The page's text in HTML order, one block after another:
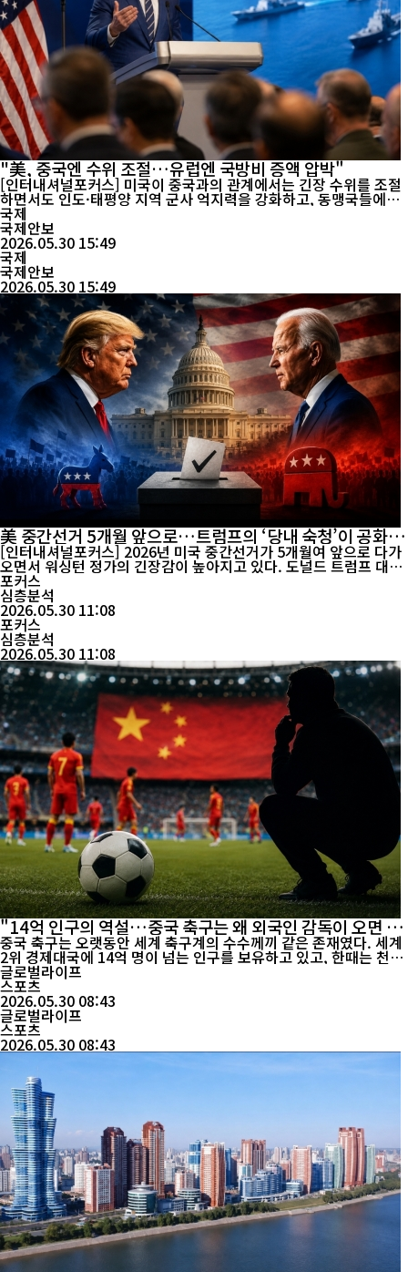
"美, 중국엔 수위 조절…유럽엔 국방비 증액 압박"
[인터내셔널포커스] 미국이 중국과의 관계에서는 긴장 수위를 조절
하면서도 인도·태평양 지역 군사 억지력을 강화하고, 동맹국들에는
국방비 증액과 안보 책임 확대를 요구하는 이른바 '이중 전략'을 본
격화하고 있다. 피트 헤그세스 미국 국방장관은 30일 싱가포르에서
열린 샹그릴라 대화 기조연설에서 중국에 대한 견제 기조를 유지하
면서도 불필요한 충돌은 피하겠다는 입장을 밝...
국제
국제안보
2026.05.30 15:49
국제
국제안보
2026.05.30 15:49
美 중간선거 5개월 앞으로…트럼프의 ‘당내 숙청’이 공화당
승부수 될까
[인터내셔널포커스] 2026년 미국 중간선거가 5개월여 앞으로 다가
오면서 워싱턴 정가의 긴장감이 높아지고 있다. 도널드 트럼프 대통
령의 재집권 이후 미국 정치는 다시 강한 진영 대결 구도로 재편됐지
만, 최근 들어 대통령 지지율 하락과 물가 부담, 이민 정책 논란이 겹
치면서 공화당 내부에서도 위기감이 커지는 분위기다. 미국 정치권
에서는 이번 선거가 단순한 의회 권력 ...
포커스
심층분석
2026.05.30 11:08
포커스
심층분석
2026.05.30 11:08
"14억 인구의 역설…중국 축구는 왜 외국인 감독이 오면 달
라질까"
중국 축구는 오랫동안 세계 축구계의 수수께끼 같은 존재였다. 세계
2위 경제대국에 14억 명이 넘는 인구를 보유하고 있고, 한때는 천문
학적인 자금을 투입해 세계적인 선수와 감독들을 영입했다. 그러나
현실은 기대와 거리가 멀다. 월드컵 본선 진출은 여전히 쉽지 않고,
아시아 무대에서도 꾸준한 경쟁력을 보여주지 못하고 있다. 많은 중
국 축구팬들은 국가대표팀이 중요한 경기에서 번번이 무...
글로벌라이프
스포츠
2026.05.30 08:43
글로벌라이프
스포츠
2026.05.30 08:43